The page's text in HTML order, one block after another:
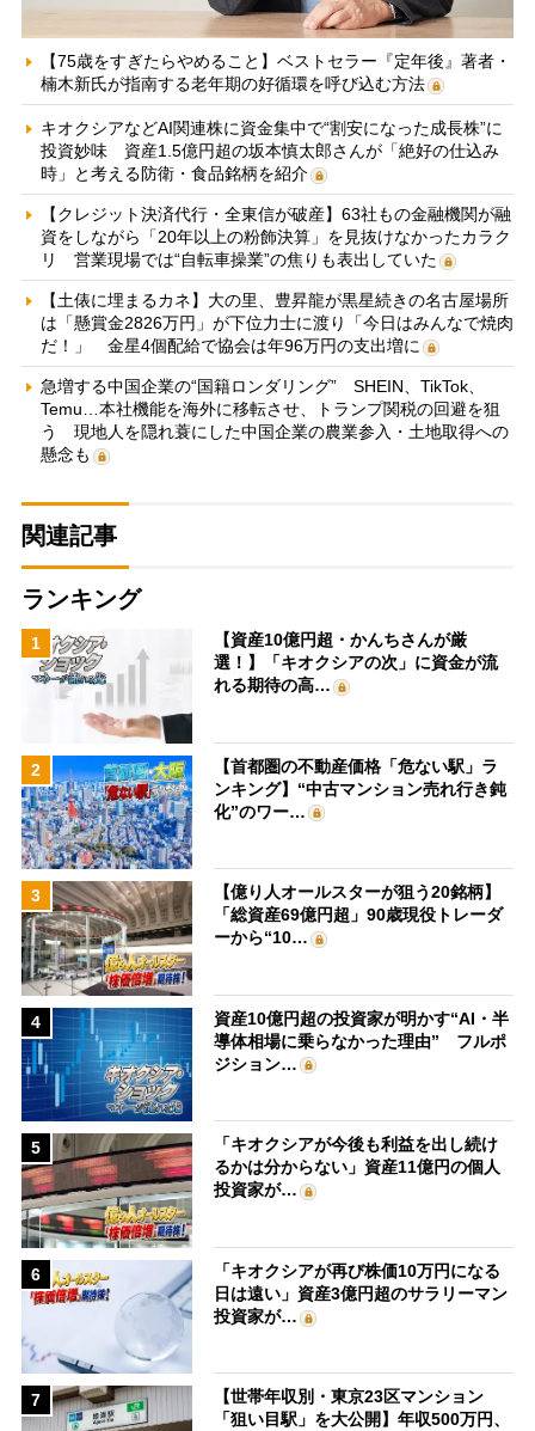
【75歳をすぎたらやめること】ベストセラー『定年後』著者・
楠木新氏が指南する老年期の好循環を呼び込む方法
キオクシアなどAI関連株に資金集中で“割安になった成長株”に
投資妙味 資産1.5億円超の坂本慎太郎さんが「絶好の仕込み
時」と考える防衛・食品銘柄を紹介
【クレジット決済代行・全東信が破産】63社もの金融機関が融
資をしながら「20年以上の粉飾決算」を見抜けなかったカラク
リ 営業現場では“自転車操業”の焦りも表出していた
【土俵に埋まるカネ】大の里、豊昇龍が黒星続きの名古屋場所
は「懸賞金2826万円」が下位力士に渡り「今日はみんなで焼肉
だ！」 金星4個配給で協会は年96万円の支出増に
急増する中国企業の“国籍ロンダリング” SHEIN、TikTok、
Temu…本社機能を海外に移転させ、トランプ関税の回避を狙
う 現地人を隠れ蓑にした中国企業の農業参入・土地取得への
懸念も
関連記事
ランキング
1
【資産10億円超・かんちさんが厳
選！】「キオクシアの次」に資金が流
れる期待の高…
2
【首都圏の不動産価格「危ない駅」ラ
ンキング】“中古マンション売れ行き鈍
化”のワー…
3
【億り人オールスターが狙う20銘柄】
「総資産69億円超」90歳現役トレーダ
ーから“10…
4
資産10億円超の投資家が明かす“AI・半
導体相場に乗らなかった理由” フルポ
ジション…
5
「キオクシアが今後も利益を出し続け
るかは分からない」資産11億円の個人
投資家が…
6
「キオクシアが再び株価10万円になる
日は遠い」資産3億円超のサラリーマン
投資家が…
7
【世帯年収別・東京23区マンション
「狙い目駅」を大公開】年収500万円、